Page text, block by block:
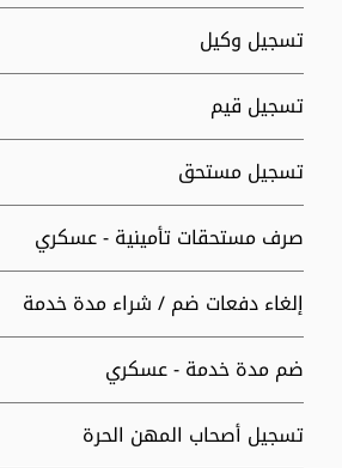
تسجيل وكيل
تسجيل قيم
تسجيل مستحق
صرف مستحقات تأمينية - عسكري
إلغاء دفعات ضم / شراء مدة خدمة
ضم مدة خدمة - عسكري
تسجيل أصحاب المهن الحرة